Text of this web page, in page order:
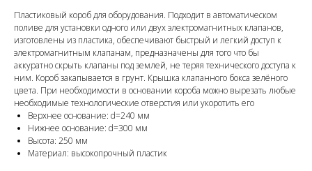
Пластиковый короб для оборудования. Подходит в автоматическом
поливе для установки одного или двух электромагнитных клапанов,
изготовлены из пластика, обеспечивают быстрый и легкий доступ к
электромагнитным клапанам, предназначены для того что бы
аккуратно скрыть клапаны под землей, не теряя технического доступа к
ним. Короб закапывается в грунт. Крышка клапанного бокса зелёного
цвета. При необходимости в основании короба можно вырезать любые
необходимые технологические отверстия или укоротить его
Верхнее основание: d=240 мм
Нижнее основание: d=300 мм
Высота: 250 мм
Материал: высокопрочный пластик